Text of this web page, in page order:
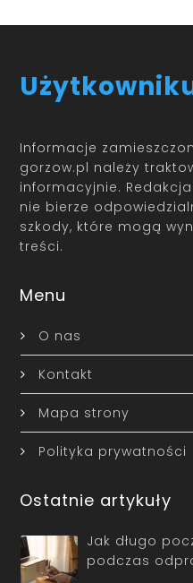
Informacje
gorzow.pl należy
informacyjnie.
nie bierze
szkody, które mogą
treści.
Menu
O nas
Kontakt
Mapa strony
Polityka prywatności
Ostatnie artykuły
Jak długo
podczas